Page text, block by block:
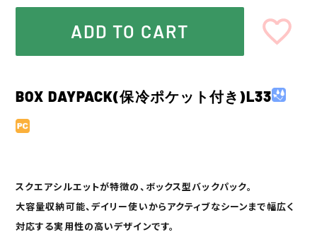
ADD TO CART
product
your
cart
BOX DAYPACK(保冷ポケット付き)L33
スクエアシルエットが特徴の、 ボックス型バックパック。
大容量収納可能、デイリー使いからアクティブなシーンまで幅広く
対応する実用性の高いデザインです。